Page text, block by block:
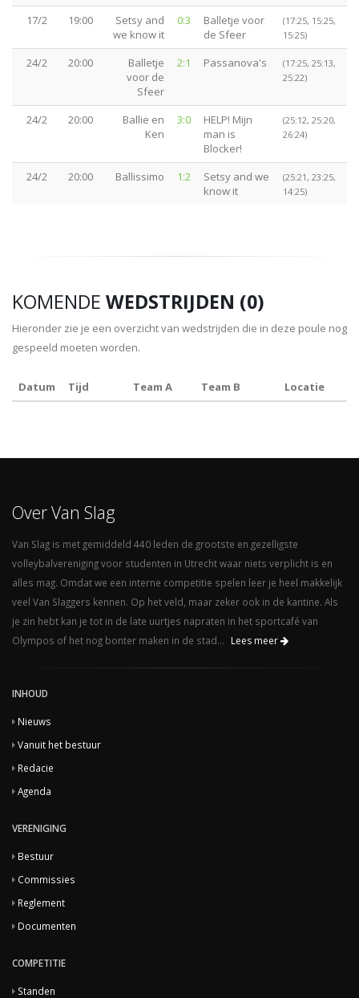
17/2 19:00
Setsy and
we know it
0:3
Balletje voor
de Sfeer
(17:25, 15:25,
15:25)
24/2 20:00
Balletje
voor de
Sfeer
2:1 Passanova's
(17:25, 25:13,
25:22)
24/2 20:00
Ballie en
Ken
3:0
HELP! Mijn
man is
Blocker!
(25:12, 25:20,
26:24)
24/2 20:00 Ballissimo 1:2
Setsy and we
know it
(25:21, 23:25,
14:25)
KOMENDE WEDSTRIJDEN (0)
Hieronder zie je een overzicht van wedstrijden die in deze poule nog
gespeeld moeten worden.
Datum Tijd Team A Team B Locatie
Over Van Slag
Van Slag is met gemiddeld 440 leden de grootste en gezelligste
volleybalvereniging voor studenten in Utrecht waar niets verplicht is en
alles mag. Omdat we een interne competitie spelen leer je heel makkelijk
veel Van Slaggers kennen. Op het veld, maar zeker ook in de kantine. Als
je zin hebt kan je tot in de late uurtjes napraten in het sportcafé van
Olympos of het nog bonter maken in de stad...
Lees meer
INHOUD
Nieuws
Vanuit het bestuur
Redacie
Agenda
VERENIGING
Bestuur
Commissies
Reglement
Documenten
COMPETITIE
Standen